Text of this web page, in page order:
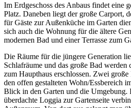
Im Erdgeschoss des Anbaus findet eine
Platz. Daneben liegt der große Carport,
für Gäste zur Außenküche im Garten
sich auch die Wohnung für die ältere
modernen Bad und einer Terrasse zum
Die Räume für die jüngere Generation
Schlafräume und das große Bad werden
zum Haupthaus erschlossen. Zwei große
den offen gestalteten Wohn/Essbereich
Blick in den Garten und die Umgebung.
überdachte Loggia zur Gartenseite